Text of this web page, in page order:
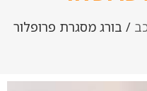
/ בורג מסגרת פרופלור